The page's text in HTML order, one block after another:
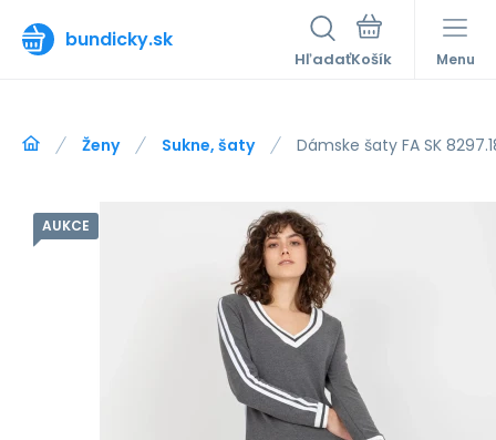
bundicky.sk
Hľadať Menu
Ženy Sukne, šaty Dámske šaty FA SK
AUKCE